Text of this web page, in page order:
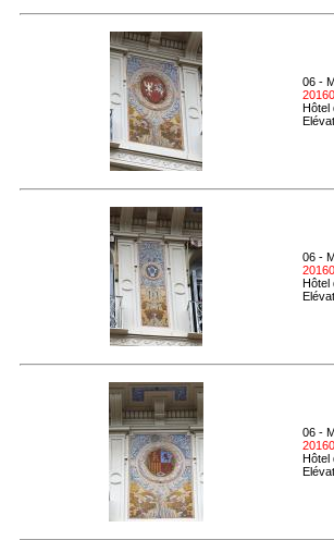
06 -
Hôtel
06 -
Hôtel
06 -
Hôtel